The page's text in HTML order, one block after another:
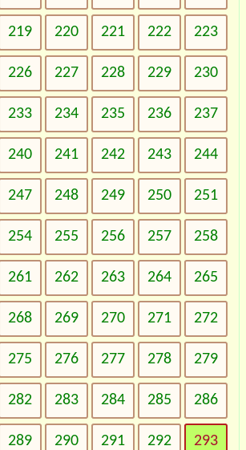
219 220 221 222 223
226 227 228 229 230
233 234 235 236 237
240 241 242 243 244
247 248 249 250 251
254 255 256 257 258
261 262 263 264 265
268 269 270 271 272
275 276 277 278 279
282 283 284 285 286
289 290 291 292 293